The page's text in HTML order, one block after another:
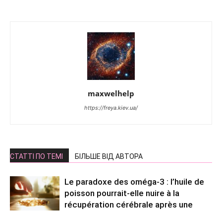
maxwelhelp
https://freya.kiev.ua/
СТАТТІ ПО ТЕМІ БІЛЬШЕ ВІД АВТОРА
Le paradoxe des oméga-3 : l’huile de
poisson pourrait-elle nuire à la
récupération cérébrale après une